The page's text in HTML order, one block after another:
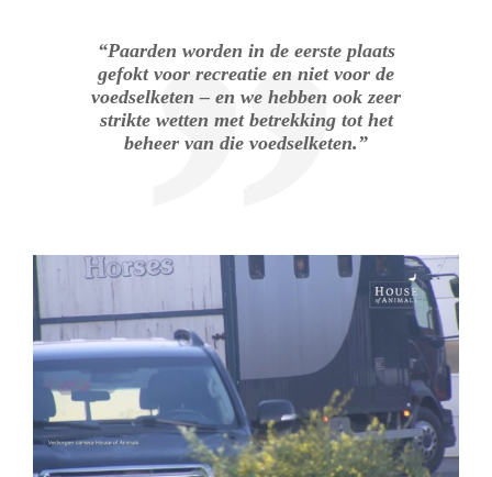
“Paarden worden in de eerste plaats
gefokt voor recreatie en niet voor de
voedselketen – en we hebben ook zeer
strikte wetten met betrekking tot het
beheer van die voedselketen.”